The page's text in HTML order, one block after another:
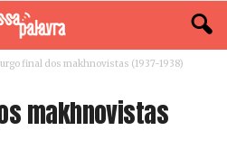
final dos makhnovistas (1937-1938)
makhnovistas